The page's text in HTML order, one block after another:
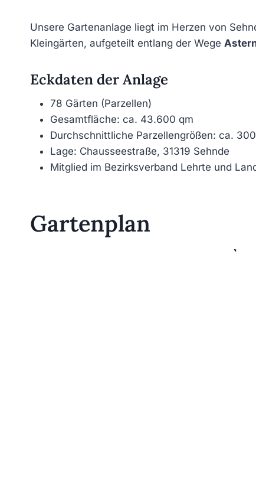
Unsere Gartenanlage liegt im Herzen von
Kleingärten, aufgeteilt entlang der Wege
Eckdaten der Anlage
78 Gärten (Parzellen)
Gesamtfläche: ca. 43.600 qm
Durchschnittliche Parzellengrößen: ca.
Lage: Chausseestraße, 31319 Sehnde
Mitglied im Bezirksverband Lehrte und
Gartenplan